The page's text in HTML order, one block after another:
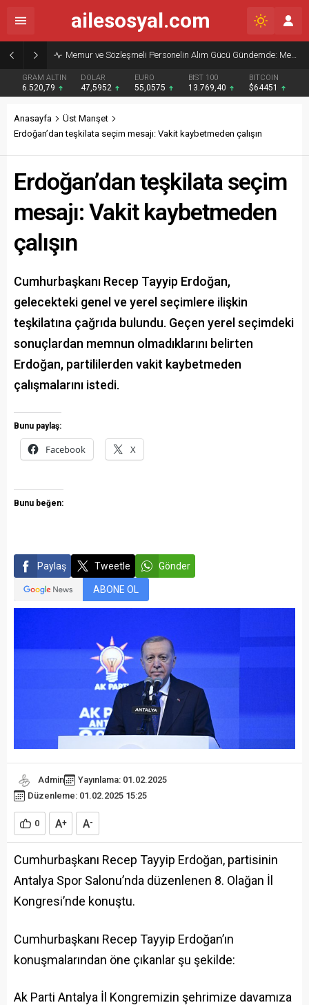
Memur ve Sözleşmeli Personelin Alım Gücü Gündemde: Memur-Sen’den Reform Çağrısı
GRAM ALTIN
6.520,79
DOLAR
47,5952
EURO
55,0575
BIST 100
13.769,40
BITCOIN
$64451
ailesosyal.com
Anasayfa
Üst Manşet
Erdoğan’dan teşkilata seçim mesajı: Vakit kaybetmeden çalışın
Erdoğan’dan teşkilata seçim
mesajı: Vakit kaybetmeden
çalışın
Cumhurbaşkanı Recep Tayyip Erdoğan,
gelecekteki genel ve yerel seçimlere ilişkin
teşkilatına çağrıda bulundu. Geçen yerel seçimdeki
sonuçlardan memnun olmadıklarını belirten
Erdoğan, partililerden vakit kaybetmeden
çalışmalarını istedi.
Bunu paylaş:
Facebook X
Bunu beğen:
Paylaş Tweetle Gönder
ABONE OL
Admin
Yayınlama: 01.02.2025
Düzenleme: 01.02.2025 15:25
0 A+ A-
Cumhurbaşkanı Recep Tayyip Erdoğan, partisinin
Antalya Spor Salonu’nda düzenlenen 8. Olağan İl
Kongresi’nde konuştu.
Cumhurbaşkanı Recep Tayyip Erdoğan’ın
konuşmalarından öne çıkanlar şu şekilde:
Ak Parti Antalya İl Kongremizin şehrimize davamıza